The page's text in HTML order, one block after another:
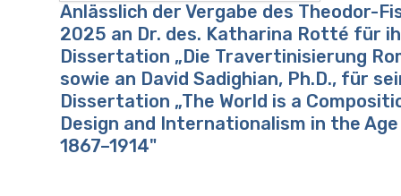
Anlässlich der Vergabe des Theodor-
2025 an Dr. des. Katharina Rotté für
Dissertation „Die Travertinisierung
sowie an David Sadighian, Ph.D., für
Dissertation „The World is a
Design and Internationalism in the
1867–1914"